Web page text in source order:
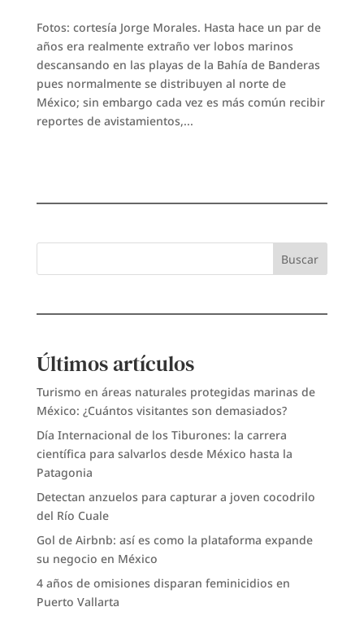
Fotos: cortesía Jorge Morales. Hasta hace un par de
años era realmente extraño ver lobos marinos
descansando en las playas de la Bahía de Banderas
pues normalmente se distribuyen al norte de
México; sin embargo cada vez es más común recibir
reportes de avistamientos,...
Buscar
Últimos artículos
Turismo en áreas naturales protegidas marinas de
México: ¿Cuántos visitantes son demasiados?
Día Internacional de los Tiburones: la carrera
científica para salvarlos desde México hasta la
Patagonia
Detectan anzuelos para capturar a joven cocodrilo
del Río Cuale
Gol de Airbnb: así es como la plataforma expande
su negocio en México
4 años de omisiones disparan feminicidios en
Puerto Vallarta